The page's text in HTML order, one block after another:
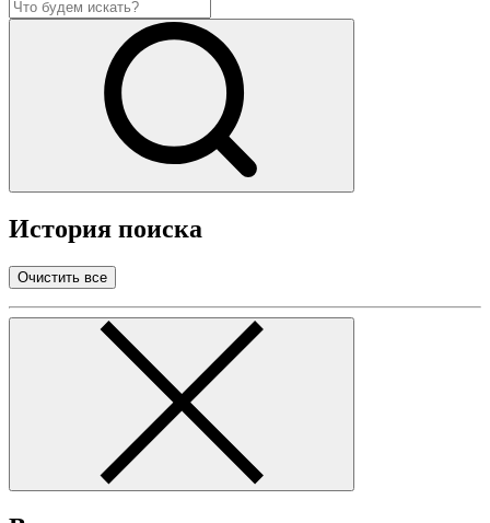
История поиска
Очистить все